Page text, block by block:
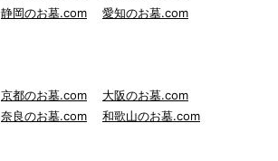
静岡のお墓.com
愛知のお墓.com
京都のお墓.com
大阪のお墓.com
奈良のお墓.com 和歌山のお墓.com